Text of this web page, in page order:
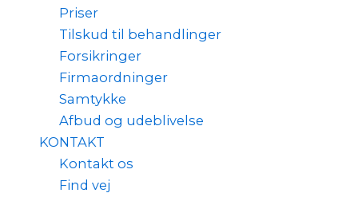
Priser
Tilskud til behandlinger
Forsikringer
Firmaordninger
Samtykke
Afbud og udeblivelse
KONTAKT
Kontakt os
Find vej